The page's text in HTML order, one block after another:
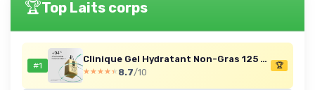
🏆Top Laits corps
#1
Clinique Gel Hydratant Non-Gras 125 ml
★★★★★
★★★★★ 8.7/10
🏆